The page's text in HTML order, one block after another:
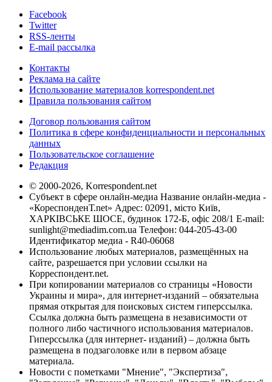
Facebook
Twitter
RSS-ленты
E-mail рассылка
Контакты
Реклама на сайте
Использование материалов korrespondent.net
Правила пользования сайтом
Договор пользования сайтом
Политика в сфере конфиденциальности и персональных
данных
Пользовательское соглашение
Редакция
© 2000-2026, Korrespondent.net
Субъект в сфере онлайн-медиа Название онлайн-медиа -
«КореспонденТ.net» Адрес: 02091, місто Київ,
ХАРКІВСЬКЕ ШОСЕ, будинок 172-Б, офіс 208/1 E-mail:
sunlight@mediadim.com.ua Телефон: 044-205-43-00
Идентификатор медиа - R40-06068
Использование любых материалов, размещённых на
сайте, разрешается при условии ссылки на
Корреспондент.net.
При копировании материалов со страницы «Новости
Украины и мира», для интернет-изданий – обязательна
прямая открытая для поисковых систем гиперссылка.
Ссылка должна быть размещена в независимости от
полного либо частичного использования материалов.
Гиперссылка (для интернет- изданий) – должна быть
размещена в подзаголовке или в первом абзаце
материала.
Новости с пометками "Мнение", "Экспертиза",